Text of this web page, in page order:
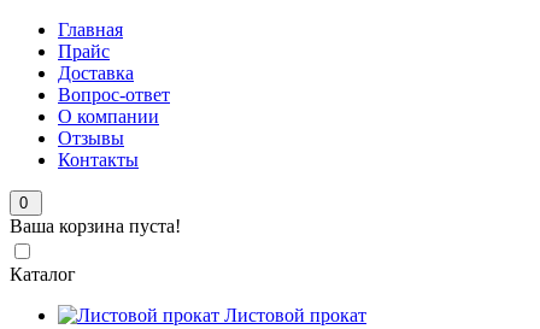
Главная
Прайс
Доставка
Вопрос-ответ
О компании
Отзывы
Контакты
0
Ваша корзина пуста!
Каталог
Листовой прокат